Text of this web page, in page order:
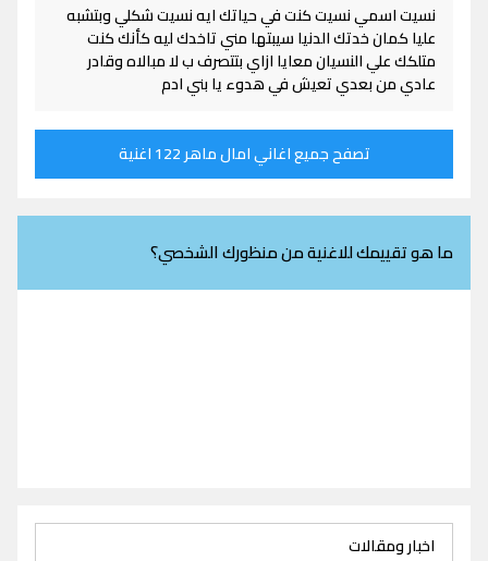
نسيت اسمي نسيت كنت في حياتك ايه نسيت شكلي وبتشبه
عليا كمان خدتك الدنيا سيبتها مني تاخدك ليه كأنك كنت
متلكك علي النسيان معايا ازاي بتتصرف ب لا مبالاه وقادر
عادي من بعدي تعيش في هدوء يا بني ادم
تصفح جميع اغاني امال ماهر 122 اغنية
ما هو تقييمك للاغنية من منظورك الشخصي؟
اخبار ومقالات